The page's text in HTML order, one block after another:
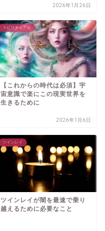
2026年1月26日
スピリチュアル
【これからの時代は必須】宇
宙意識で楽にこの現実世界を
生きるために
2026年1月6日
ツインレイ
ツインレイが闇を最速で乗り
越えるために必要なこと